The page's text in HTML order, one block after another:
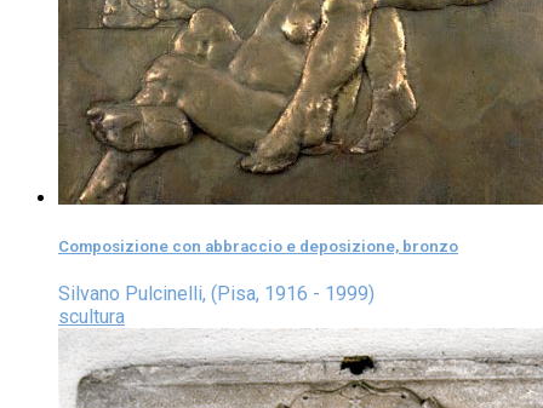
Composizione con abbraccio e deposizione, bronzo
Silvano Pulcinelli, (Pisa, 1916 - 1999)
scultura